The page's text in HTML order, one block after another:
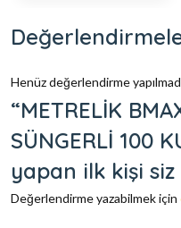
Henüz değerlendirme
“METRELİK
SÜNGERLİ 100
yapan ilk kişi siz
Değerlendirme yazabilmek için